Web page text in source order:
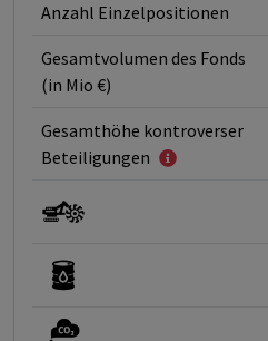
Anzahl Einzelpositionen
Gesamtvolumen des Fonds
(in Mio €)
Gesamthöhe kontroverser
Beteiligungen